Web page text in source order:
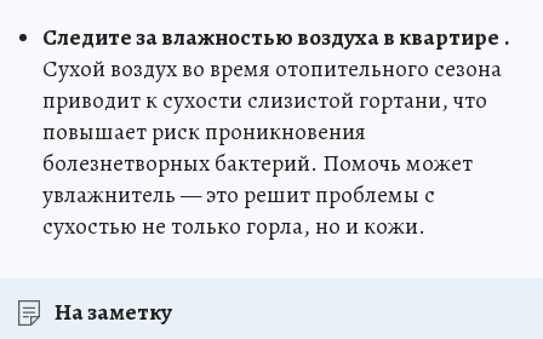
Следите за влажностью воздуха в квартире .
Сухой воздух во время отопительного сезона
приводит к сухости слизистой гортани, что
повышает риск проникновения
болезнетворных бактерий. Помочь может
увлажнитель — это решит проблемы с
сухостью не только горла, но и кожи.
На заметку